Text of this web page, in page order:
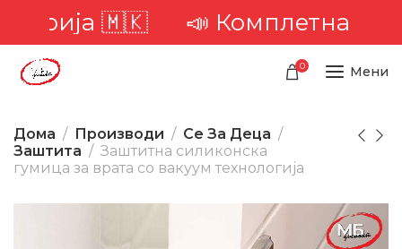
🇲🇰📣 Комплетна
0 Мени
Дома Производи
Се За Деца
Заштита
Заштитна силиконска
гумица за врата со вакуум технологија